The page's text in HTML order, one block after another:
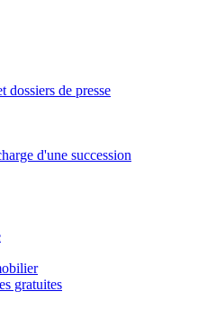
dossiers de presse
d'une succession
gratuites